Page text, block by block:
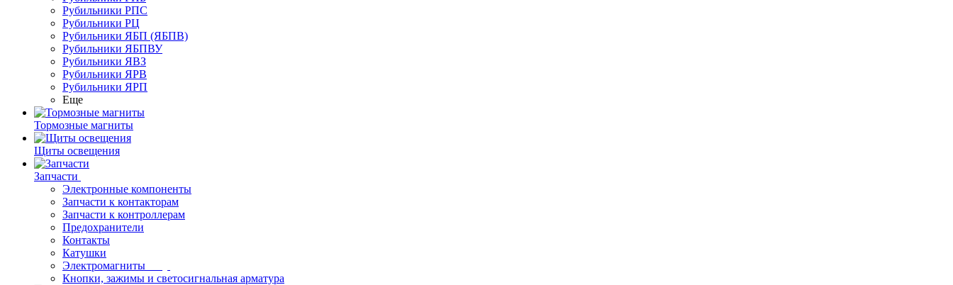
Рубильники РПС
Рубильники РЦ
Рубильники ЯБП (ЯБПВ)
Рубильники ЯБПВУ
Рубильники ЯВЗ
Рубильники ЯРВ
Рубильники ЯРП
Еще
Тормозные магниты
Щиты освещения
Запчасти
Электронные компоненты
Запчасти к контакторам
Запчасти к контроллерам
Предохранители
Контакты
Катушки
Электромагниты
Кнопки, зажимы и светосигнальная арматура